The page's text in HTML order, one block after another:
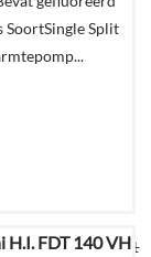
SoortSingle Split
€ 10.310,41
H.I. FDT 140 VH